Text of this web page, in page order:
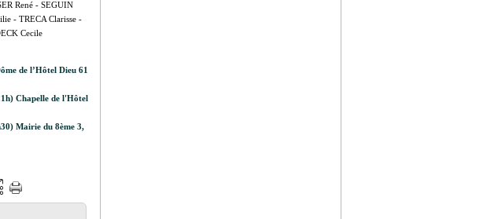
René - SEGUIN
- TRECA Clarisse -
Cecile
de l’Hôtel Dieu 61
Chapelle de l'Hôtel
Mairie du 8ème 3,